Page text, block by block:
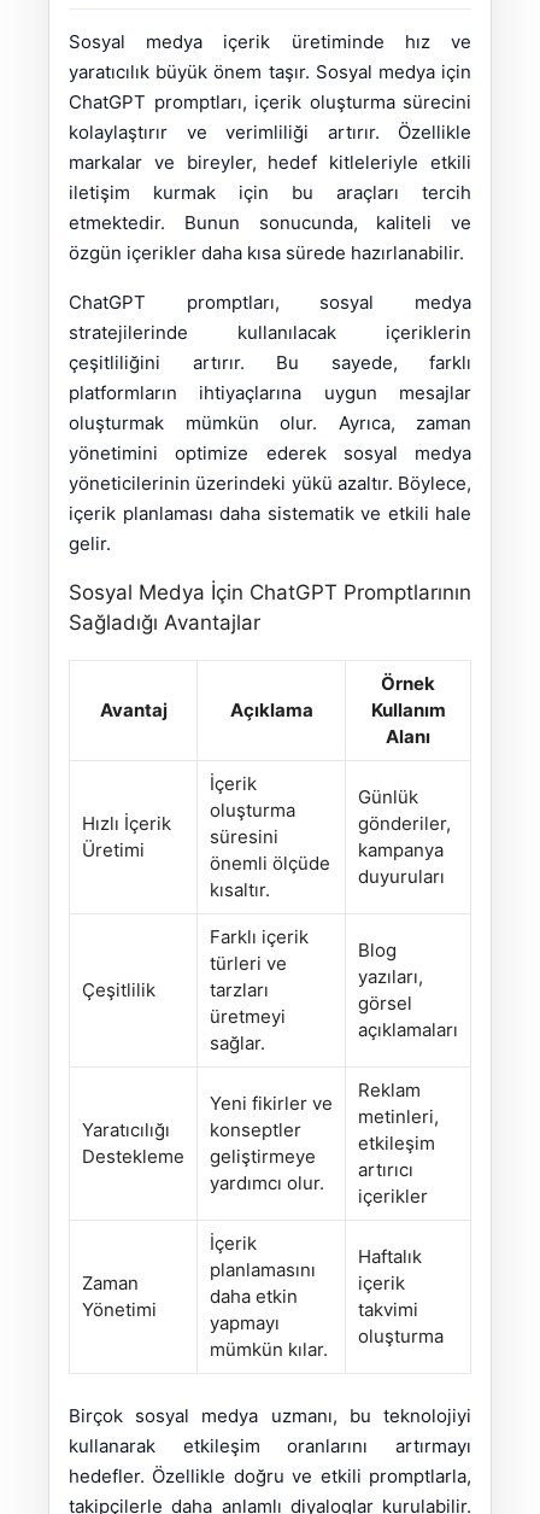
Sosyal medya içerik üretiminde hız ve
yaratıcılık büyük önem taşır. Sosyal medya için
ChatGPT promptları, içerik oluşturma sürecini
kolaylaştırır ve verimliliği artırır. Özellikle
markalar ve bireyler, hedef kitleleriyle etkili
iletişim kurmak için bu araçları tercih
etmektedir. Bunun sonucunda, kaliteli ve
özgün içerikler daha kısa sürede hazırlanabilir.
ChatGPT promptları, sosyal medya
stratejilerinde kullanılacak içeriklerin
çeşitliliğini artırır. Bu sayede, farklı
platformların ihtiyaçlarına uygun mesajlar
oluşturmak mümkün olur. Ayrıca, zaman
yönetimini optimize ederek sosyal medya
yöneticilerinin üzerindeki yükü azaltır. Böylece,
içerik planlaması daha sistematik ve etkili hale
gelir.
Sosyal Medya İçin ChatGPT Promptlarının
Sağladığı Avantajlar
Avantaj Açıklama
Örnek
Kullanım
Alanı
Hızlı İçerik
Üretimi
İçerik
oluşturma
süresini
önemli ölçüde
kısaltır.
Günlük
gönderiler,
kampanya
duyuruları
Çeşitlilik
Farklı içerik
türleri ve
tarzları
üretmeyi
sağlar.
Blog
yazıları,
görsel
açıklamaları
Yaratıcılığı
Destekleme
Yeni fikirler ve
konseptler
geliştirmeye
yardımcı olur.
Reklam
metinleri,
etkileşim
artırıcı
içerikler
Zaman
Yönetimi
İçerik
planlamasını
daha etkin
yapmayı
mümkün kılar.
Haftalık
içerik
takvimi
oluşturma
Birçok sosyal medya uzmanı, bu teknolojiyi
kullanarak etkileşim oranlarını artırmayı
hedefler. Özellikle doğru ve etkili promptlarla,
takipçilerle daha anlamlı diyaloglar kurulabilir.